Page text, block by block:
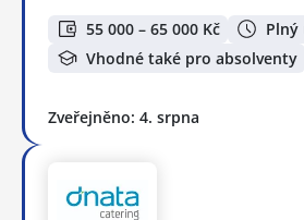
55 000 – 65 000 Kč
Plný
Vhodné také pro absolventy
Zveřejněno: 4. srpna